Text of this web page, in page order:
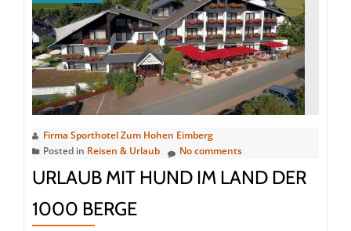
Sporthotel
Zum
Hohen
Eimberg
feiert
sein
50
jähriges
Jubiläum
attraktiven
Firma Sporthotel Zum Hohen Eimberg
Posted in Reisen & Urlaub No comments
URLAUB MIT HUND IM LAND DER
1000 BERGE